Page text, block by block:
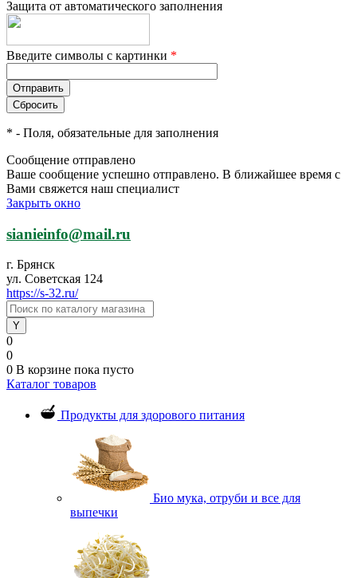
Защита от автоматического заполнения
Введите символы с картинки *
* - Поля, обязательные для заполнения
Сообщение отправлено
Ваше сообщение успешно отправлено. В ближайшее время с
Вами свяжется наш специалист
Закрыть окно
sianieinfo@mail.ru
г. Брянск
ул. Советская 124
https://s-32.ru/
0
0
0 В корзине пока пусто
Каталог товаров
Продукты для здорового питания
Био мука, отруби и все для
выпечки